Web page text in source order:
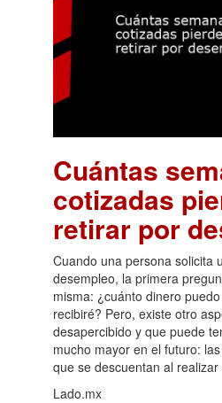
Cuántas
cotizadas
retirar por
Cuando una persona solicita
desempleo, la primera
misma: ¿cuánto dinero
recibiré? Pero, existe otro
desapercibido y que puede
mucho mayor en el futuro:
que se descuentan al realizar
Lado.mx